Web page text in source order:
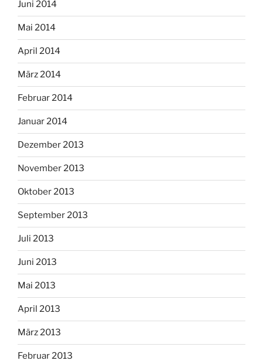
Juni 2014
Mai 2014
April 2014
März 2014
Februar 2014
Januar 2014
Dezember 2013
November 2013
Oktober 2013
September 2013
Juli 2013
Juni 2013
Mai 2013
April 2013
März 2013
Februar 2013